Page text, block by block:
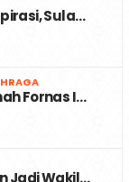
Sula…
Fornas I…
Jadi Wakil…